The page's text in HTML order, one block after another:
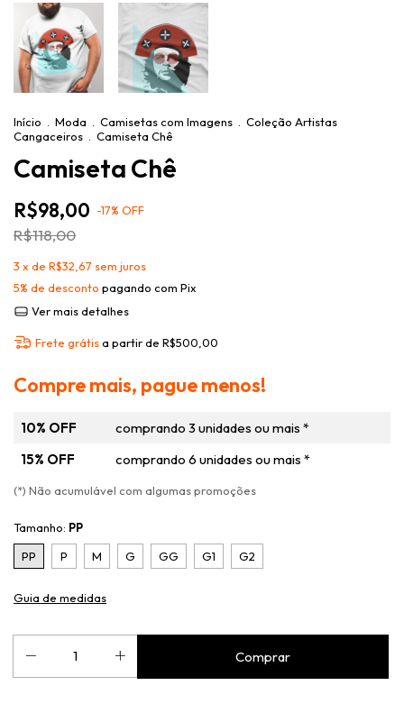
Início Moda Camisetas com Imagens
Coleção Artistas
Cangaceiros
Camiseta Chê
Camiseta Chê
R$98,00 -17% OFF
R$118,00
3 x de R$32,67 sem juros
5% de desconto pagando com Pix
Ver mais detalhes
Frete grátisa partir de R$500,00
Compre mais, pague menos!
10% OFF
comprando 3 unidades ou mais *
15% OFF
comprando 6 unidades ou mais *
(*) Não acumulável com algumas promoções
Tamanho: PP
PP
P M G GG G1 G2
Guia de medidas